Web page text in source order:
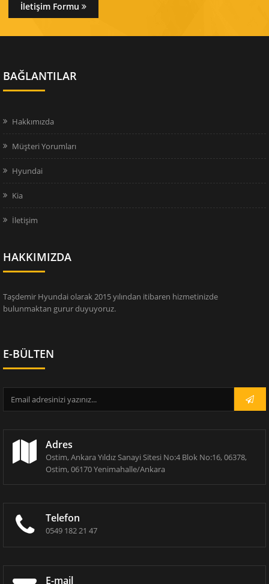
İletişim Formu
BAĞLANTILAR
Hakkımızda
Müşteri Yorumları
Hyundai
Kia
İletişim
HAKKIMIZDA
Taşdemir Hyundai olarak 2015 yılından itibaren hizmetinizde
bulunmaktan gurur duyuyoruz.
E-BÜLTEN
Adres
Ostim, Ankara Yıldız Sanayi Sitesi No:4 Blok No:16, 06378,
Ostim, 06170 Yenimahalle/Ankara
Telefon
0549 182 21 47
E-mail